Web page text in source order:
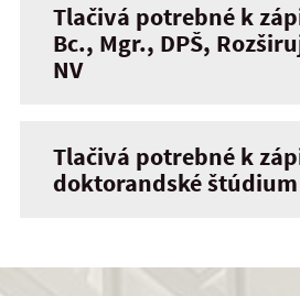
Tlačivá potrebné k
Bc., Mgr., DPŠ,
NV
Tlačivá potrebné k
doktorandské štúdium